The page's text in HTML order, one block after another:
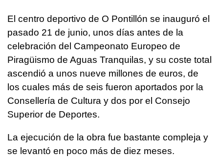
El centro deportivo de O Pontillón se inauguró el
pasado 21 de junio, unos días antes de la
celebración del Campeonato Europeo de
Piragüismo de Aguas Tranquilas, y su coste total
ascendió a unos nueve millones de euros, de
los cuales más de seis fueron aportados por la
Consellería de Cultura y dos por el Consejo
Superior de Deportes.
La ejecución de la obra fue bastante compleja y
se levantó en poco más de diez meses.